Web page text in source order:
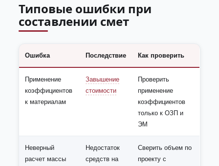
Типовые ошибки при
составлении смет
Ошибка Последствие Как проверить
Применение
коэффициентов
к материалам
Завышение
стоимости
Проверить
применение
коэффициентов
только к ОЗП и
ЭМ
Неверный
расчет массы
Недостаток
средств на
Сверить объем по
проекту с